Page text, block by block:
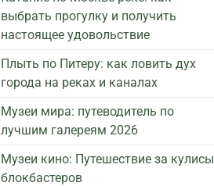
выбрать прогулку и получить
настоящее удовольствие
Плыть по Питеру: как ловить дух
города на реках и каналах
Музеи мира: путеводитель по
лучшим галереям 2026
Музеи кино: Путешествие за кулисы
блокбастеров